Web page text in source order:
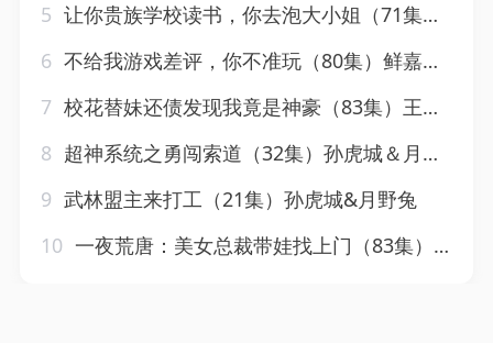
5 让你贵族学校读书，你去泡大小姐（71集）月野兔＆李河源
6 不给我游戏差评，你不准玩（80集）鲜嘉臣&月野兔
7 校花替妹还债发现我竟是神豪（83集）王廷予&李俊良&月野兔
8 超神系统之勇闯索道（32集）孙虎城＆月野兔
9 武林盟主来打工（21集）孙虎城&月野兔
10 一夜荒唐：美女总裁带娃找上门（83集）月野兔